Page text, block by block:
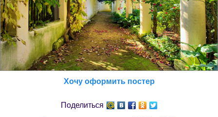
Хочу оформить постер
Поделиться